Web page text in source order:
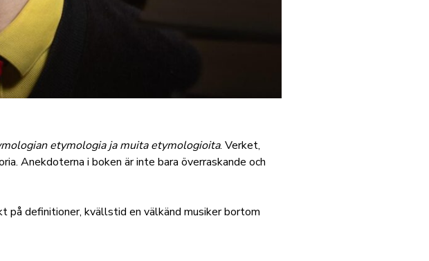
etymologia ja muita etymologioita. Verket,
Anekdoterna i boken är inte bara överraskande och
på definitioner, kvällstid en välkänd musiker bortom